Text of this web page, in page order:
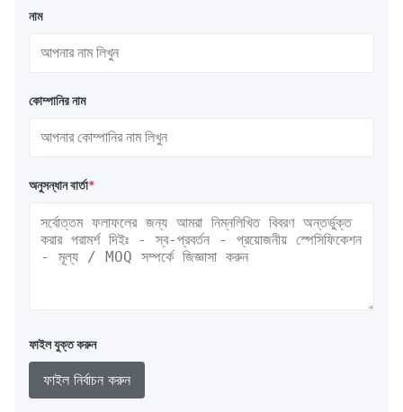
নাম
কোম্পানির নাম
অনুসন্ধান বার্তা*
ফাইল যুক্ত করুন
ফাইল নির্বাচন করুন